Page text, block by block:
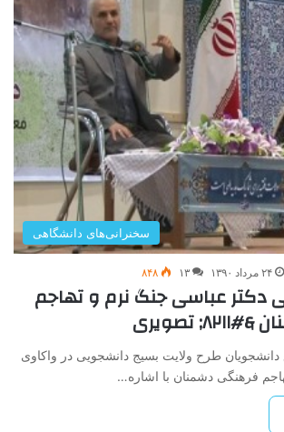
سخنرانی‌های دانشگاهی
۲۴ مرداد ۱۳۹۰ ۱۳ ۸۴۸
دکتر عباسی جنگ نرم و تهاجم
تصویری
طرح ولایت بسیج دانشجویی در واکاوی
فرهنگی دشمنان با اشاره…